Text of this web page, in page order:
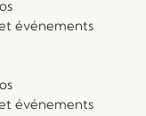
événements
événements